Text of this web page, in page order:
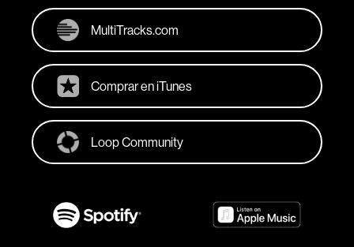
MultiTracks.com
Comprar en iTunes
Loop Community